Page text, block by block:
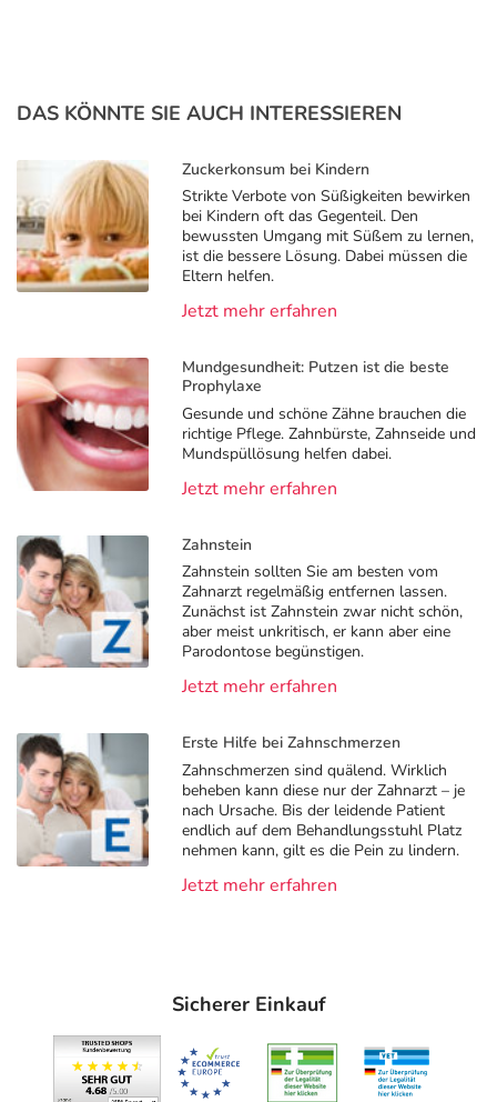
DAS KÖNNTE SIE AUCH INTERESSIEREN
Zuckerkonsum bei Kindern
Strikte Verbote von Süßigkeiten bewirken
bei Kindern oft das Gegenteil. Den
bewussten Umgang mit Süßem zu lernen,
ist die bessere Lösung. Dabei müssen die
Eltern helfen.
Jetzt mehr erfahren
Mundgesundheit: Putzen ist die beste
Prophylaxe
Gesunde und schöne Zähne brauchen die
richtige Pflege. Zahnbürste, Zahnseide und
Mundspüllösung helfen dabei.
Jetzt mehr erfahren
Zahnstein
Zahnstein sollten Sie am besten vom
Zahnarzt regelmäßig entfernen lassen.
Zunächst ist Zahnstein zwar nicht schön,
aber meist unkritisch, er kann aber eine
Parodontose begünstigen.
Jetzt mehr erfahren
Erste Hilfe bei Zahnschmerzen
Zahnschmerzen sind quälend. Wirklich
beheben kann diese nur der Zahnarzt – je
nach Ursache. Bis der leidende Patient
endlich auf dem Behandlungsstuhl Platz
nehmen kann, gilt es die Pein zu lindern.
Jetzt mehr erfahren
Sicherer Einkauf